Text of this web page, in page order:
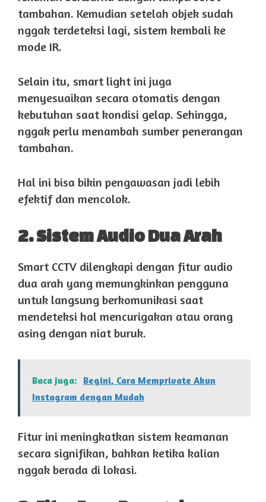
tambahan. Kemudian setelah objek sudah
nggak terdeteksi lagi, sistem kembali ke
mode IR.
Selain itu, smart light ini juga
menyesuaikan secara otomatis dengan
kebutuhan saat kondisi gelap. Sehingga,
nggak perlu menambah sumber penerangan
tambahan.
Hal ini bisa bikin pengawasan jadi lebih
efektif dan mencolok.
2. Sistem Audio Dua Arah
Smart CCTV dilengkapi dengan fitur audio
dua arah yang memungkinkan pengguna
untuk langsung berkomunikasi saat
mendeteksi hal mencurigakan atau orang
asing dengan niat buruk.
Baca juga: Begini, Cara Memprivate Akun
Instagram dengan Mudah
Fitur ini meningkatkan sistem keamanan
secara signifikan, bahkan ketika kalian
nggak berada di lokasi.